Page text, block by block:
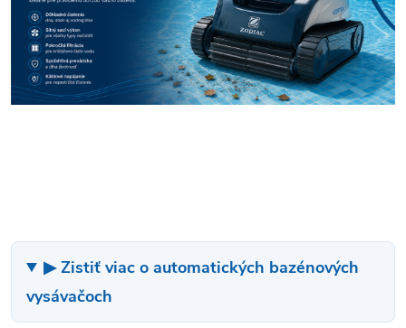
▶ Zistiť viac o automatických bazénových
vysávačoch